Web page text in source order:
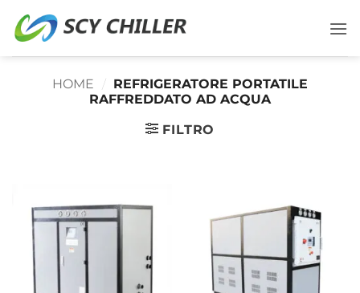
HOME / REFRIGERATORE PORTATILE
RAFFREDDATO AD ACQUA
FILTRO